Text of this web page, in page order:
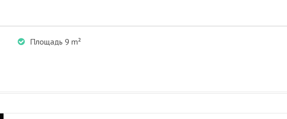
Площадь 9 m²